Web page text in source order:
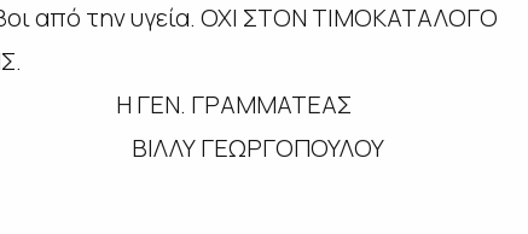
από την υγεία. ΟΧΙ ΣΤΟΝ ΤΙΜΟΚΑΤΑΛΟΓΟ
ΓΡΑΜΜΑΤΕΑΣ
ΓΕΩΡΓΟΠΟΥΛΟΥ